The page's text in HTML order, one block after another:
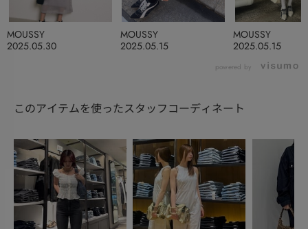
2025.05.30
MOUSSY
2025.05.15
MOUSSY
2025.05.15
MOUSSY
powered by
このアイテムを使ったスタッフコーディネート